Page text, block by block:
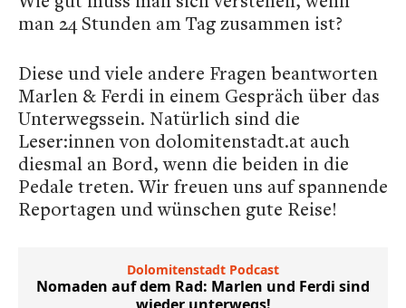
man 24 Stunden am Tag zusammen ist?
Diese und viele andere Fragen beantworten
Marlen & Ferdi in einem Gespräch über das
Unterwegssein. Natürlich sind die
Leser:innen von dolomitenstadt.at auch
diesmal an Bord, wenn die beiden in die
Pedale treten. Wir freuen uns auf spannende
Reportagen und wünschen gute Reise!